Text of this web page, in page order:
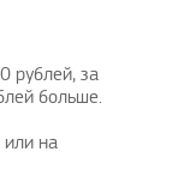
рублей, за
больше.
или на